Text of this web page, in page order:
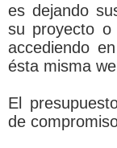
es dejando
su proyecto
accediendo
ésta misma
El
de